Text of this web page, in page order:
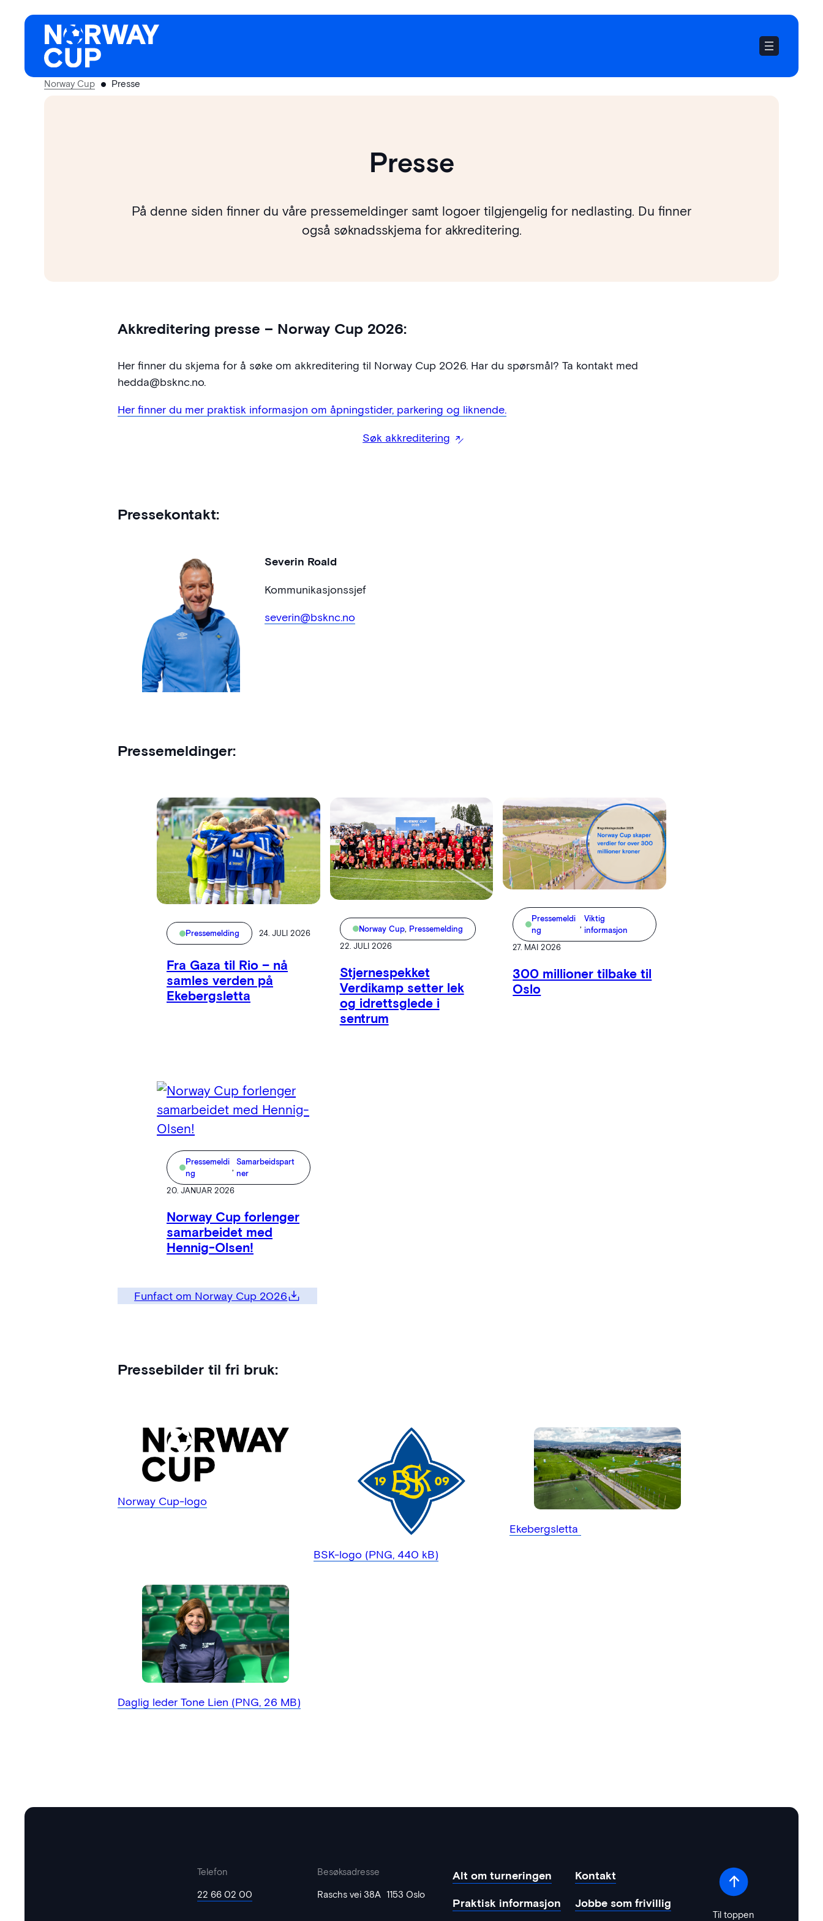
Hopp
Norway Cup Presse
Presse
På denne siden finner du våre pressemeldinger samt logoer tilgjengelig for nedlasting. Du finner
også søknadsskjema for akkreditering.
Akkreditering presse – Norway Cup 2026:
Her finner du skjema for å søke om akkreditering til Norway Cup 2026. Har du spørsmål? Ta kontakt med
hedda@bsknc.no.
Her finner du mer praktisk informasjon om åpningstider, parkering og liknende.
Søk akkreditering
Pressekontakt:
Severin Roald
Kommunikasjonssjef
severin@bsknc.no
Pressemeldinger:
Pressemelding 24. JULI 2026
Fra Gaza til Rio – nå
samles verden på
Ekebergsletta
Norway Cup, Pressemelding
22. JULI 2026
Stjernespekket
Verdikamp setter lek
og idrettsglede i
sentrum
Pressemeldi
ng
,
Viktig
informasjon
27. MAI 2026
300 millioner tilbake til
Oslo
Pressemeldi
ng
,
Samarbeidspart
ner
20. JANUAR 2026
Norway Cup forlenger
samarbeidet med
Hennig-Olsen!
Funfact om Norway Cup 2026
Pressebilder til fri bruk:
Norway Cup-logo
BSK-logo (PNG, 440 kB)
Ekebergsletta
Daglig leder Tone Lien (PNG, 26 MB)
Telefon
22 66 02 00
Besøksadresse
Raschs vei 38A 1153 Oslo
Alt om turneringen
Praktisk informasjon
Kontakt
Jobbe som frivillig
Til toppen